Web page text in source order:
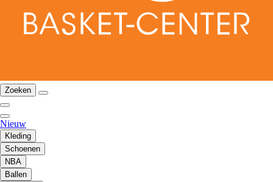
Zoeken
Nieuw
Kleding
Schoenen
NBA
Ballen